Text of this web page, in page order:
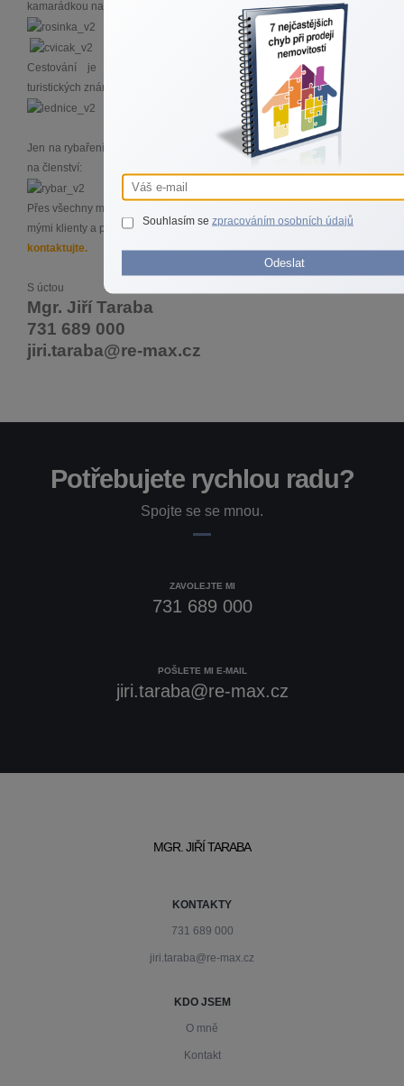
kamarádkou navštívím cvičák:
Cestování je mým dalším koníčkem, jsem pilným sběratelem
turistických známek:
Jen na rybaření mi moc času nezbývá a v poslední době jen přispívám
na členství:
Přes všechny mé výše uvedené koníčky, největší zálibou je vztah s
mými klienty a práce v realitách, a proto mě bez obavkdykoliv
kontaktujte.
S úctou
Mgr. Jiří Taraba
731 689 000
jiri.taraba@re-max.cz
Potřebujete rychlou radu?
Spojte se se mnou.
ZAVOLEJTE MI
731 689 000
POŠLETE MI E-MAIL
jiri.taraba@re-max.cz
MGR. JIŘÍ TARABA
KONTAKTY
731 689 000
jiri.taraba@re-max.cz
KDO JSEM
O mně
Kontakt
Souhlasím se zpracováním osobních údajů
Odeslat